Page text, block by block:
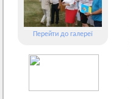
Перейти до галереї